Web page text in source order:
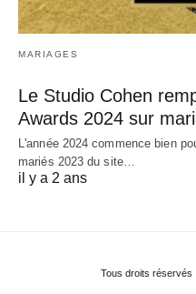
MARIAGES
Le Studio Cohen
Awards 2024 sur
L'année 2024 commence bien
mariés 2023 du site…
il y a 2 ans
Tous droits réservés